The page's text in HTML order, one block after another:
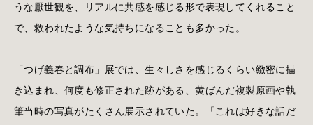
うな厭世観を、リアルに共感を感じる形で表現してくれること
で、救われたような気持ちになることも多かった。
「つげ義春と調布」展では、生々しさを感じるくらい緻密に描
き込まれ、何度も修正された跡がある、黄ばんだ複製原画や執
筆当時の写真がたくさん展示されていた。「これは好きな話だ